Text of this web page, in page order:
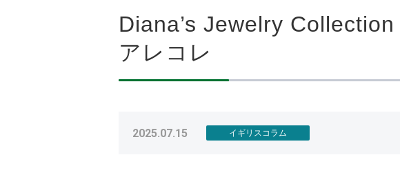
Diana’s Jewelry
アレコレ
2025.07.15 イギリスコラム